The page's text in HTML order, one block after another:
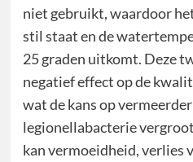
niet gebruikt, waardoor
stil staat en de
25 graden uitkomt. Deze
negatief effect op de
wat de kans op
legionellabacterie
kan vermoeidheid, verlies